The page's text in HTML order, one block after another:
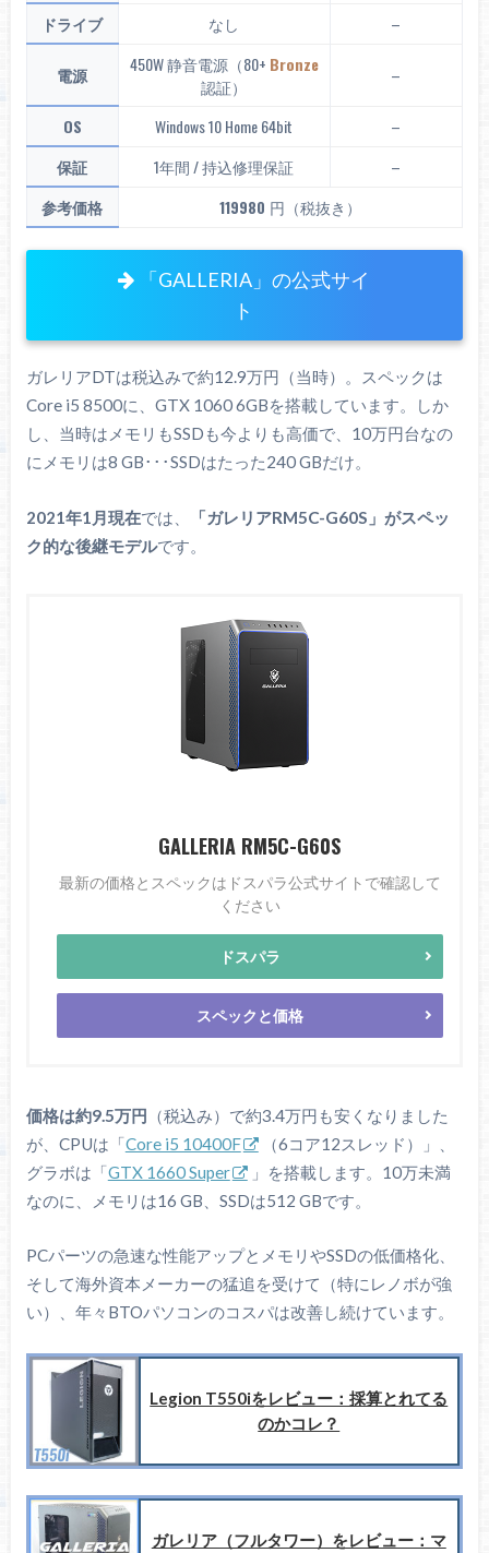
ドライブ
なし –
電源 450W 静音電源（80+ Bronze
認証）
–
OS Windows 10 Home 64bit
–
保証
1年間 / 持込修理保証
–
参考価格
119980 円（税抜き）
「GALLERIA」の公式サイ
ト
ガレリアDTは税込みで約12.9万円（当時）。スペックは
Core i5 8500に、GTX 1060 6GBを搭載しています。しか
し、当時はメモリもSSDも今よりも高価で、10万円台なの
にメモリは8 GB･･･SSDはたった240 GBだけ。
2021年1月現在では、
「ガレリアRM5C-G60S」がスペッ
ク的な後継モデルです。
GALLERIA RM5C-G60S
最新の価格とスペックはドスパラ公式サイトで確認して
ください
ドスパラ
スペックと価格
価格は約9.5万円 （税込み）で約3.4万円も安くなりました
が、CPUは「Core i5 10400F
（6コア12スレッド）」、
グラボは「GTX 1660 Super
」を搭載します。10万未満
なのに、メモリは16 GB、SSDは512 GBです。
PCパーツの急速な性能アップとメモリやSSDの低価格化、
そして海外資本メーカーの猛追を受けて（特にレノボが強
い）、年々BTOパソコンのコスパは改善し続けています。
Legion T550iをレビュー：採算とれてる
のかコレ？
ガレリア（フルタワー）をレビュー：マ